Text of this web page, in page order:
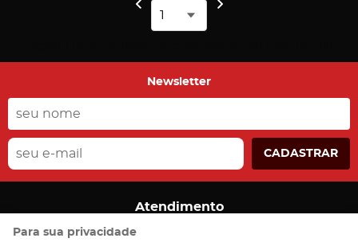
Newsletter
CADASTRAR
Atendimento
Para sua privacidade